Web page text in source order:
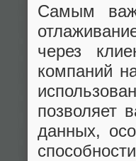
Самым
через
компаний
позволяет
данных,